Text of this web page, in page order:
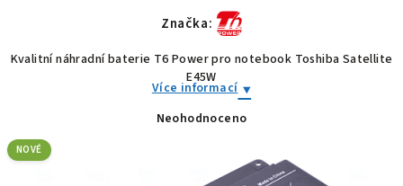
Značka:
Kvalitní náhradní baterie T6 Power pro notebook Toshiba Satellite
E45W
Více informací
Průměrné
Neohodnoceno
NOVÉ